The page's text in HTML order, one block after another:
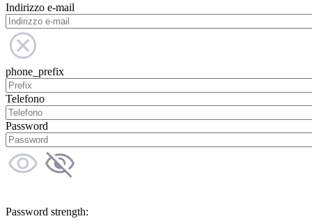
Indirizzo e-mail
phone_prefix
Telefono
Password
Password strength: